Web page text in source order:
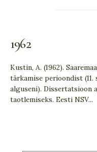
1962
Kustin, A. (1962).
tärkamise perioondist (11.
alguseni). Dissertatsioon
taotlemiseks. Eesti NSV...